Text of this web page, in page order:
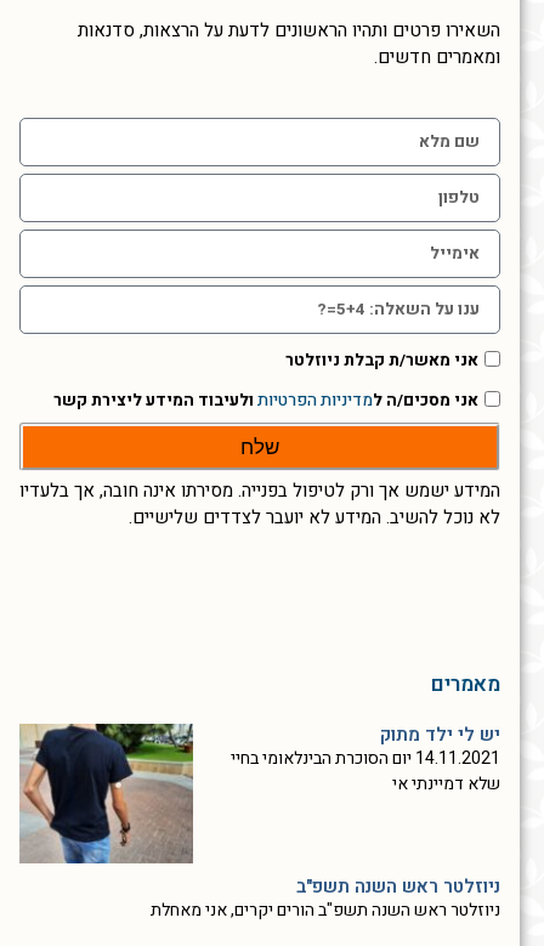
השאירו פרטים ותהיו הראשונים לדעת על הרצאות, סדנאות
ומאמרים חדשים.
אני מאשר/ת קבלת ניוזלטר
אני מסכים/ה למדיניות הפרטיות ולעיבוד המידע ליצירת קשר
שלח
המידע ישמש אך ורק לטיפול בפנייה. מסירתו אינה חובה, אך בלעדיו
לא נוכל להשיב. המידע לא יועבר לצדדים שלישיים.
מאמרים
יש לי ילד מתוק
14.11.2021 יום הסוכרת הבינלאומי בחיי
שלא דמיינתי אי
ניוזלטר ראש השנה תשפ"ב
ניוזלטר ראש השנה תשפ"ב הורים יקרים, אני מאחלת